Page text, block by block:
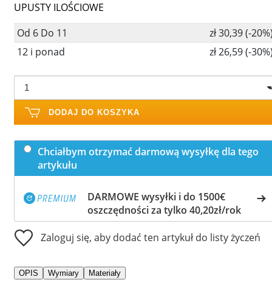
UPUSTY ILOŚCIOWE
Od 6 Do 11
zł 30,39 (-
12 i ponad
zł 26,59 (-
DODAJ DO KOSZYKA
Chciałbym otrzymać darmową wysyłkę dla tego
artykułu
DARMOWE wysyłki i do 1500€
oszczędności za tylko 40,20zł/rok
Zaloguj się, aby dodać ten artykuł do listy życzeń
OPIS Wymiary Materiały